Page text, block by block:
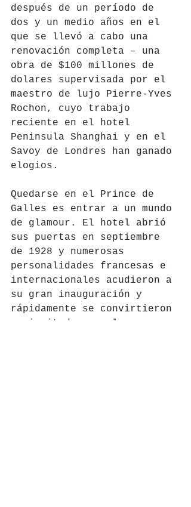
después de un período de
dos y un medio años en el
que se llevó a cabo una
renovación completa – una
obra de $100 millones de
dolares supervisada por el
maestro de lujo Pierre-Yves
Rochon, cuyo trabajo
reciente en el hotel
Peninsula Shanghai y en el
Savoy de Londres han ganado
elogios.
Quedarse en el Prince de
Galles es entrar a un mundo
de glamour. El hotel abrió
sus puertas en septiembre
de 1928 y numerosas
personalidades francesas e
internacionales acudieron a
su gran inauguración y
rápidamente se convirtieron
en invitados regulares,